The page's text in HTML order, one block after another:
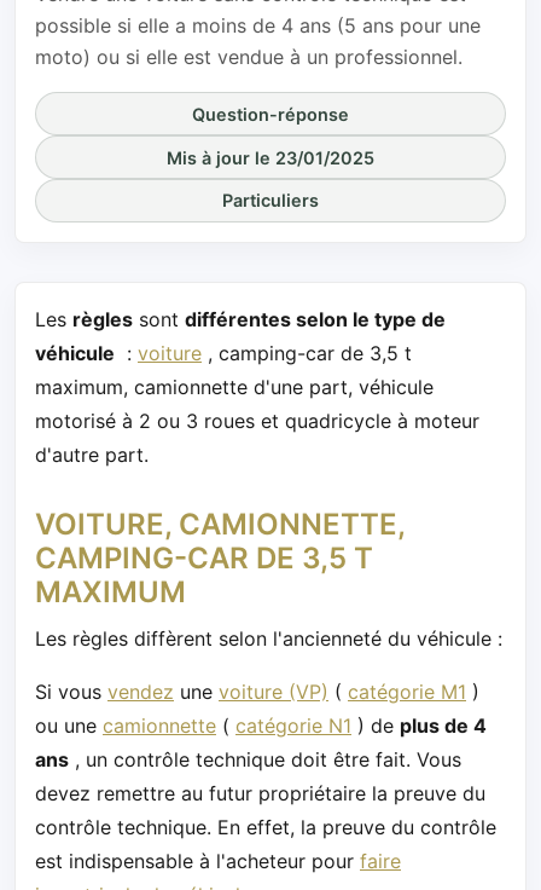
possible si elle a moins de 4 ans (5 ans pour une
moto) ou si elle est vendue à un professionnel.
Question-réponse
Mis à jour le 23/01/2025
Particuliers
Les règles sont différentes selon le type de
véhicule : voiture , camping-car de 3,5 t
maximum, camionnette d'une part, véhicule
motorisé à 2 ou 3 roues et quadricycle à moteur
d'autre part.
VOITURE, CAMIONNETTE,
CAMPING-CAR DE 3,5 T
MAXIMUM
Les règles diffèrent selon l'ancienneté du véhicule :
Si vous vendez une voiture (VP) ( catégorie M1 )
ou une camionnette ( catégorie N1 ) de plus de 4
ans , un contrôle technique doit être fait. Vous
devez remettre au futur propriétaire la preuve du
contrôle technique. En effet, la preuve du contrôle
est indispensable à l'acheteur pour faire